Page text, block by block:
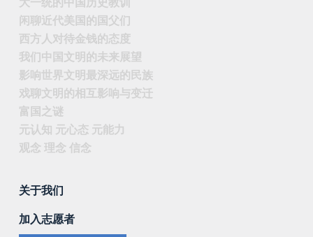
大一统的中国历史教训
闲聊近代美国的国父们
西方人对待金钱的态度
我们中国文明的未来展望
影响世界文明最深远的民族
戏聊文明的相互影响与变迁
富国之谜
元认知 元心态 元能力
观念 理念 信念
关于我们
加入志愿者